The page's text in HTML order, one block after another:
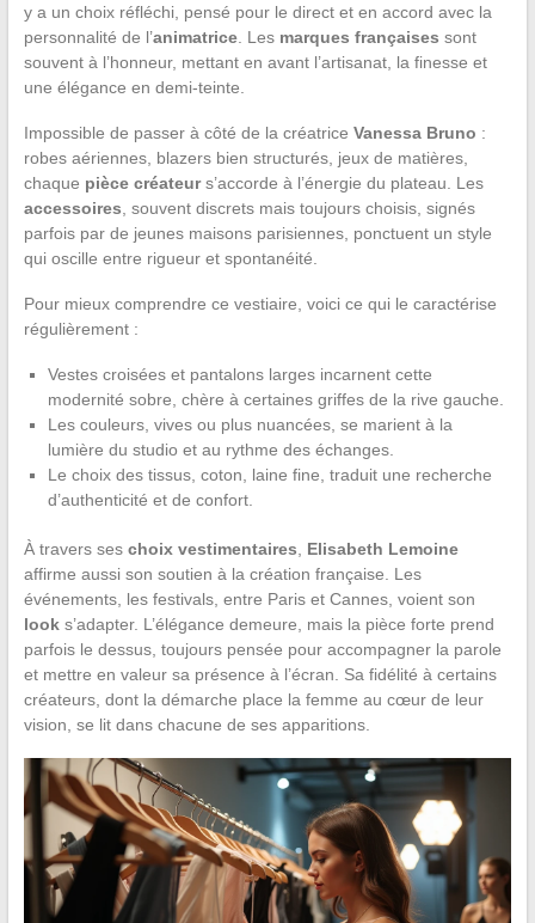
y a un choix réfléchi, pensé pour le direct et en accord avec la
personnalité de l’animatrice. Les marques françaises sont
souvent à l’honneur, mettant en avant l’artisanat, la finesse et
une élégance en demi-teinte.
Impossible de passer à côté de la créatrice Vanessa Bruno :
robes aériennes, blazers bien structurés, jeux de matières,
chaque pièce créateurs’accorde à l’énergie du plateau. Les
accessoires , souvent discrets mais toujours choisis, signés
parfois par de jeunes maisons parisiennes, ponctuent un style
qui oscille entre rigueur et spontanéité.
Pour mieux comprendre ce vestiaire, voici ce qui le caractérise
régulièrement :
Vestes croisées et pantalons larges incarnent cette
modernité sobre, chère à certaines griffes de la rive gauche.
Les couleurs, vives ou plus nuancées, se marient à la
lumière du studio et au rythme des échanges.
Le choix des tissus, coton, laine fine, traduit une recherche
d’authenticité et de confort.
À travers ses choix vestimentaires
Elisabeth Lemoine
affirme aussi son soutien à la création française. Les
événements, les festivals, entre Paris et Cannes, voient son
looks’adapter. L’élégance demeure, mais la pièce forte prend
parfois le dessus, toujours pensée pour accompagner la parole
et mettre en valeur sa présence à l’écran. Sa fidélité à certains
créateurs, dont la démarche place la femme au cœur de leur
vision, se lit dans chacune de ses apparitions.